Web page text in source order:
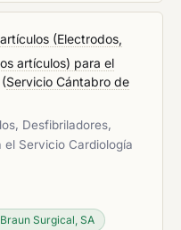
(Electrodos,
artículos) para el
(Servicio Cántabro de
Desfibriladores,
Servicio Cardiología
Surgical, SA